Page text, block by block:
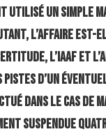
utilisé un simple
l’affaire est-
l’IAAF et
d’un éventuel
dans le cas de
suspendue